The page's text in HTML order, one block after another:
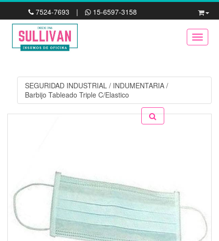
7524-7693 | 15-6597-3158
SEGURIDAD INDUSTRIAL / INDUMENTARIA /
Barbijo Tableado Triple C/Elastico